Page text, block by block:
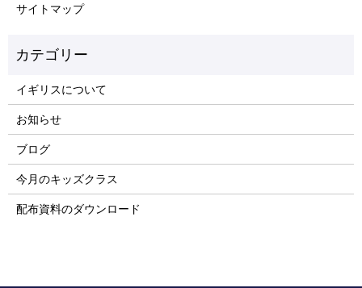
サイトマップ
イギリスについて
お知らせ
ブログ
今月のキッズクラス
配布資料のダウンロード